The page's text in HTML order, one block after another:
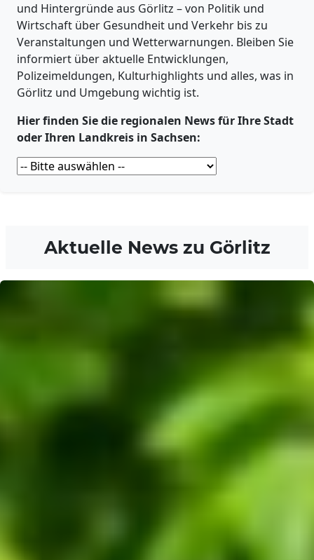
und Hintergründe aus Görlitz – von Politik und
Wirtschaft über Gesundheit und Verkehr bis zu
Veranstaltungen und Wetterwarnungen. Bleiben Sie
informiert über aktuelle Entwicklungen,
Polizeimeldungen, Kulturhighlights und alles, was in
Görlitz und Umgebung wichtig ist.
Hier finden Sie die regionalen News für Ihre Stadt
oder Ihren Landkreis in Sachsen:
Aktuelle News zu Görlitz